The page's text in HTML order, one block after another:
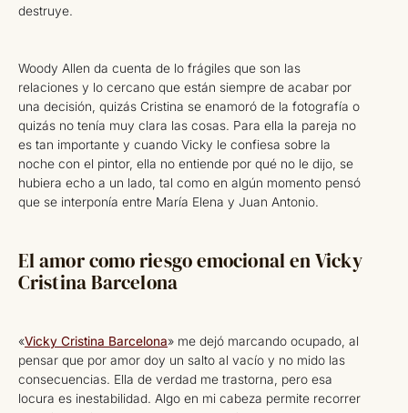
destruye.
Woody Allen da cuenta de lo frágiles que son las
relaciones y lo cercano que están siempre de acabar por
una decisión, quizás Cristina se enamoró de la fotografía o
quizás no tenía muy clara las cosas. Para ella la pareja no
es tan importante y cuando Vicky le confiesa sobre la
noche con el pintor, ella no entiende por qué no le dijo, se
hubiera echo a un lado, tal como en algún momento pensó
que se interponía entre María Elena y Juan Antonio.
El amor como riesgo emocional en Vicky
Cristina Barcelona
«Vicky Cristina Barcelona» me dejó marcando ocupado, al
pensar que por amor doy un salto al vacío y no mido las
consecuencias. Ella de verdad me trastorna, pero esa
locura es inestabilidad. Algo en mi cabeza permite recorrer